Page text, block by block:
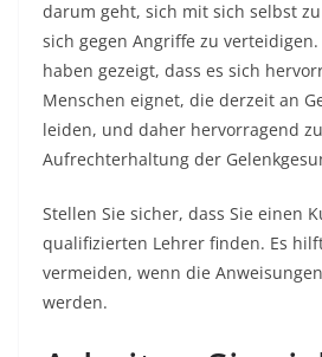
darum geht, sich mit sich selbst
sich gegen Angriffe zu
haben gezeigt, dass es sich
Menschen eignet, die derzeit an
leiden, und daher hervorragend
Aufrechterhaltung der
Stellen Sie sicher, dass Sie einen
qualifizierten Lehrer finden. Es
vermeiden, wenn die
werden.